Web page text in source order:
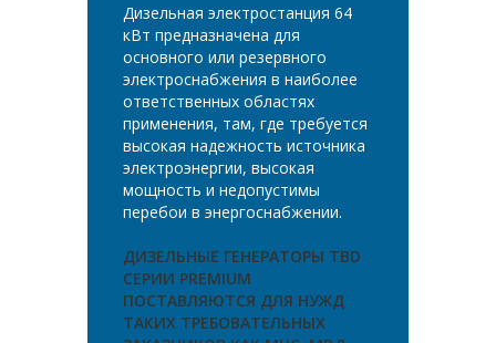
Дизельная электростанция 64
кВт предназначена для
основного или резервного
электроснабжения в наиболее
ответственных областях
применения, там, где требуется
высокая надежность источника
электроэнергии, высокая
мощность и недопустимы
перебои в энергоснабжении.
ДИЗЕЛЬНЫЕ ГЕНЕРАТОРЫ TBD
СЕРИИ PREMIUM
ПОСТАВЛЯЮТСЯ ДЛЯ НУЖД
ТАКИХ ТРЕБОВАТЕЛЬНЫХ